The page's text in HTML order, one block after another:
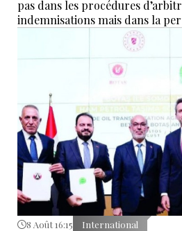
pas dans les procédures
indemnisations mais dans la
d’« intermédiaire indispensable
des décennies à construire.
8 Août 16:15 International